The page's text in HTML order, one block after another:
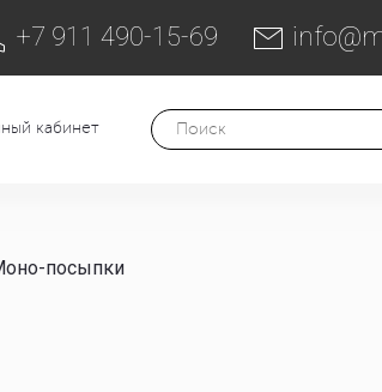
+7 911 490-15-69
кабинет
посыпки